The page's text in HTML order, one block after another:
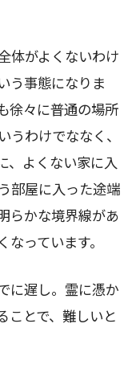
体がよくないわけ
う事態になりま
徐々に普通の場所
わけでななく、
、よくない家に入
部屋に入った途端
らかな境界線があ
っています。
に遅し。霊に憑か
ことで、難しいと